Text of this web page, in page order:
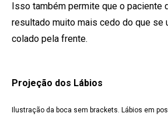
Isso também permite que o paciente
resultado muito mais cedo do que se
colado pela frente.
Projeção dos Lábios
Ilustração da boca sem brackets. Lábios em